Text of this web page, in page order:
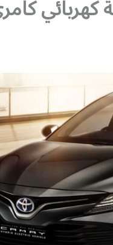
99007366 ورشة كهربائي